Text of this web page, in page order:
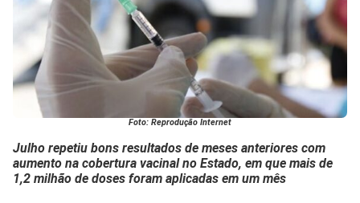
Foto: Reprodução Internet
Julho repetiu bons resultados de meses anteriores com
aumento na cobertura vacinal no Estado, em que mais de
1,2 milhão de doses foram aplicadas em um mês